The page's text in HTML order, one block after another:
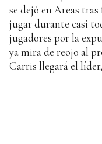
se dejó en Areas
jugar durante casi
jugadores por la
ya mira de reojo al
Carris llegará el